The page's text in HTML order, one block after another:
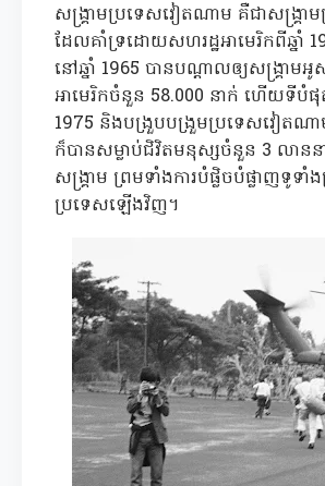
សង្គ្រាមប្រទេសវៀតណាម គឺជាសង្រ្គ
ដែលគាំទ្រដោយសហរដ្ឋអាមេរិកពីឆ្នាំ
នៅឆ្នាំ 1965 បានបណ្តាលឲ្យសង្រ្គាម
អាមេរិកចំនួន 58.000 នាក់ ហើយទីបំផុ
1975 និងបង្រួបបង្រួមប្រទេសវៀតណាម
ក៏បានសម្លាប់ជិវិតមនុស្សចំនួន 3 លាន
សង្រ្គាម ព្រមទាំងការបំផ្លិចបំផ្លាញ
ប្រទេសឡើងវិញ។